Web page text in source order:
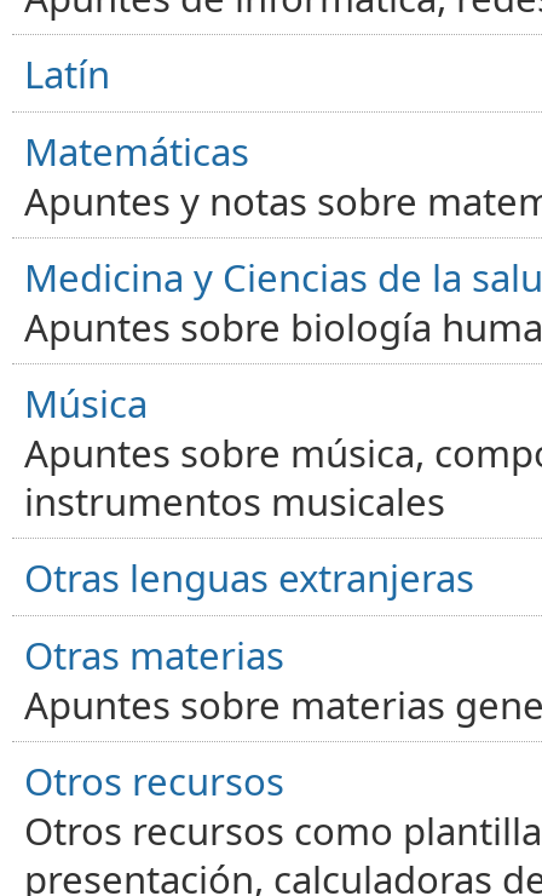
Latín
Matemáticas
Apuntes y notas sobre
Medicina y Ciencias de la
Apuntes sobre biología
Música
Apuntes sobre música,
instrumentos musicales
Otras lenguas extranjeras
Otras materias
Apuntes sobre materias
Otros recursos
Otros recursos como
presentación, calculadoras